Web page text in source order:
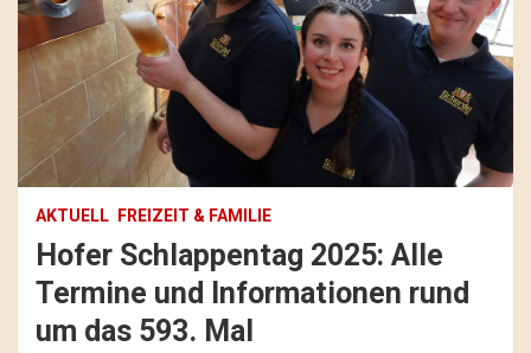
AKTUELL FREIZEIT & FAMILIE
Hofer Schlappentag 2025: Alle
Termine und Informationen rund
um das 593. Mal